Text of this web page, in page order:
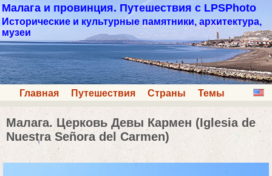
Малага и провинция. Путешествия с LPSPhoto
Исторические и культурные памятники, архитектура,
музеи
Главная Путешествия Страны Темы
Малага. Церковь Девы Кармен (Iglesia de
Nuestra Señora del Carmen)